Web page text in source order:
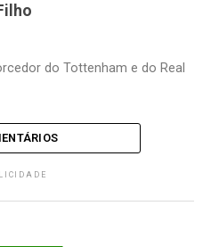
do Tottenham e do Real